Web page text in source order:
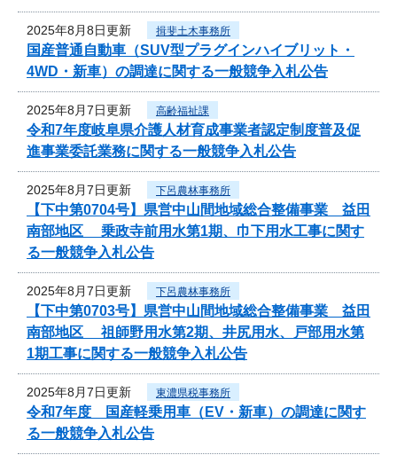
2025年8月8日更新 揖斐土木事務所
国産普通自動車（SUV型プラグインハイブリット・
4WD・新車）の調達に関する一般競争入札公告
2025年8月7日更新 高齢福祉課
令和7年度岐阜県介護人材育成事業者認定制度普及促
進事業委託業務に関する一般競争入札公告
2025年8月7日更新 下呂農林事務所
【下中第0704号】県営中山間地域総合整備事業 益田
南部地区 乗政寺前用水第1期、巾下用水工事に関す
る一般競争入札公告
2025年8月7日更新 下呂農林事務所
【下中第0703号】県営中山間地域総合整備事業 益田
南部地区 祖師野用水第2期、井尻用水、戸部用水第
1期工事に関する一般競争入札公告
2025年8月7日更新 東濃県税事務所
令和7年度 国産軽乗用車（EV・新車）の調達に関す
る一般競争入札公告